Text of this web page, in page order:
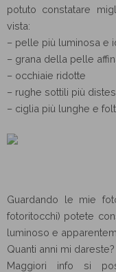
potuto constatare
vista:
– pelle più luminosa e
– grana della pelle
– occhiaie ridotte
– rughe sottili più
– ciglia più lunghe e
Guardando le mie
fotoritocchi) potete
luminoso e
Quanti anni mi dareste?
Maggiori info si